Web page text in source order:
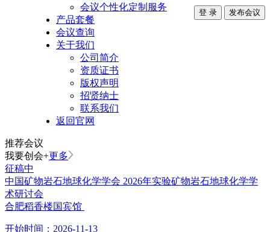
会议个性化定制服务
产品套餐
会议查询
关于我们
公司简介
资质证书
版权声明
招贤纳士
联系我们
返回官网
登 录 发布会议
推荐会议
我要创会+更多
征稿中
中国矿物岩石地球化学学会 2026年实验矿物岩石地球化学学
术研讨会
合肥稻香楼国宾馆
开始时间： 2026-11-13